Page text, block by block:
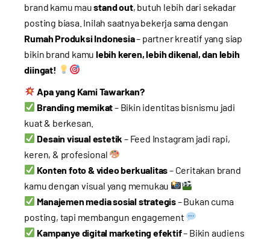
brand kamu maustand out, butuh lebih dari sekadar
posting biasa. Inilah saatnya bekerja sama dengan
Rumah Produksi Indonesia– partner kreatif yang siap
bikin brand kamu lebih keren, lebih dikenal, dan lebih
diingat!
Apa yang Kami Tawarkan?
Branding memikat– Bikin identitas bisnismu jadi
kuat & berkesan.
Desain visual estetik – Feed Instagram jadi rapi,
keren, & profesional
Konten foto & video berkualitas– Ceritakan brand
kamu dengan visual yang memukau
Manajemen media sosial strategis– Bukan cuma
posting, tapi membangun engagement
Kampanye digital marketing efektif– Bikin audiens